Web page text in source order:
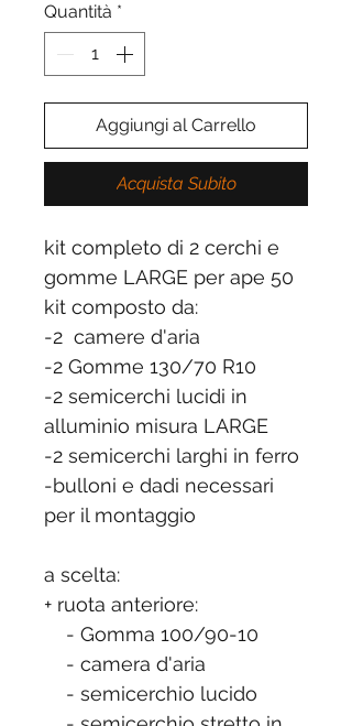
Quantità *
Aggiungi al Carrello
Acquista Subito
kit completo di 2 cerchi e
gomme LARGE per ape 50
kit composto da:
-2 camere d'aria
-2 Gomme 130/70 R10
-2 semicerchi lucidi in
alluminio misura LARGE
-2 semicerchi larghi in ferro
-bulloni e dadi necessari
per il montaggio
a scelta:
+ ruota anteriore:
- Gomma 100/90-10
- camera d'aria
- semicerchio lucido